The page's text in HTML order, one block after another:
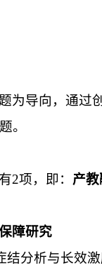
为导向，通过
。
2项，即： 产
障研究
结分析与长效